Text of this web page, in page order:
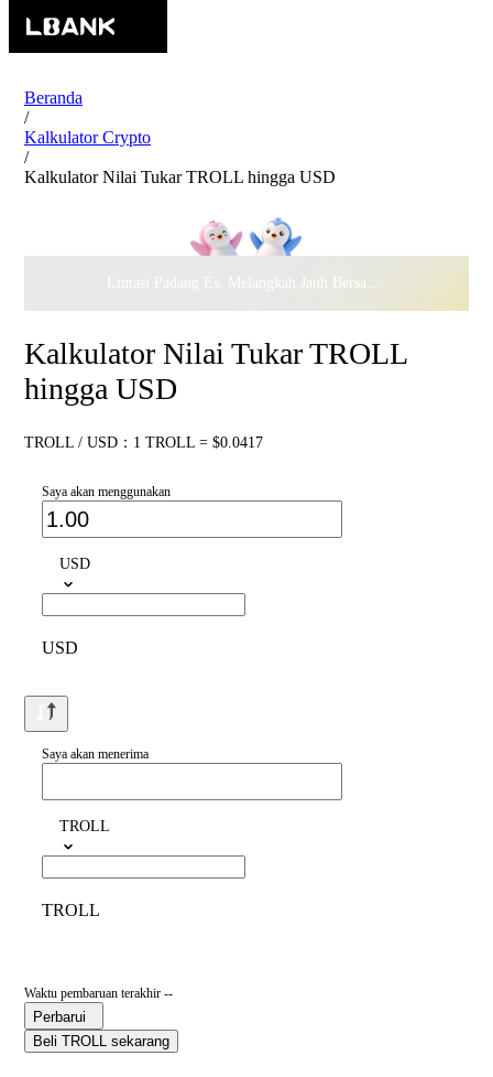
Beranda
/
Kalkulator Crypto
/
Kalkulator Nilai Tukar TROLL hingga USD
Lintasi Padang Es, Melangkah Jauh Bersama · Rayakan
Kalkulator Nilai Tukar TROLL
hingga USD
TROLL / USD：1 TROLL = $0.0417
Saya akan menggunakan
USD
USD
Saya akan menerima
TROLL
TROLL
Waktu pembaruan terakhir --
Perbarui
Beli TROLL sekarang